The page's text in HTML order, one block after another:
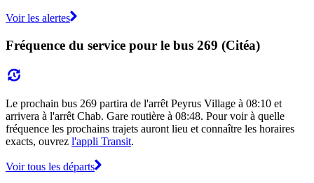
Voir les alertes
Fréquence du service pour le bus 269 (Citéa)
Le prochain bus 269 partira de l'arrêt Peyrus Village à 08:10 et
arrivera à l'arrêt Chab. Gare routière à 08:48. Pour voir à quelle
fréquence les prochains trajets auront lieu et connaître les horaires
exacts, ouvrez l'appli Transit.
Voir tous les départs